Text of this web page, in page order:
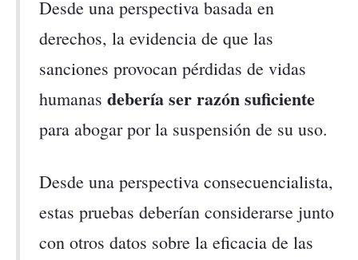
Desde una perspectiva basada en
derechos, la evidencia de que las
sanciones provocan pérdidas de vidas
humanas debería ser razón suficiente
para abogar por la suspensión de su uso.
Desde una perspectiva consecuencialista,
estas pruebas deberían considerarse junto
con otros datos sobre la eficacia de las